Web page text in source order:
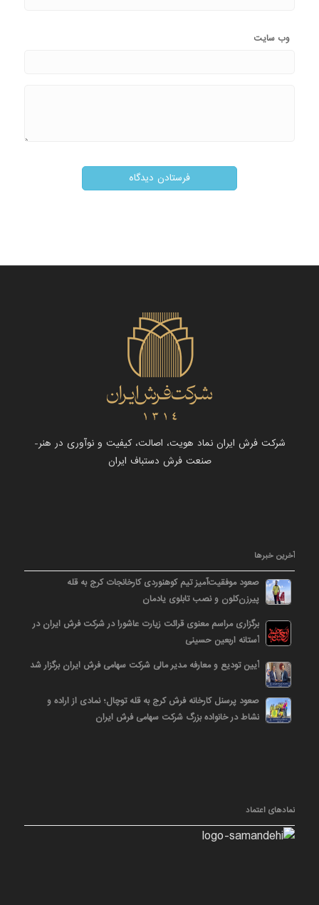
وب‌ سایت
شرکت فرش ایران نماد هویت، اصالت، کیفیت و نوآوری در هنر-
صنعت فرش دستباف ایران
آخرین خبرها
صعود موفقیت‌آمیز تیم کوهنوردی کارخانجات کرج به قله
پیرزن‌کلون و نصب تابلوی یادمان
برگزاری مراسم معنوی قرائت زیارت عاشورا در شرکت فرش ایران در
آستانه اربعین حسینی
آیین تودیع و معارفه مدیر مالی شرکت سهامی فرش ایران برگزار شد
صعود پرسنل کارخانه فرش کرج به قله توچال؛ نمادی از اراده و
نشاط در خانواده بزرگ شرکت سهامی فرش ایران
نمادهای اعتماد